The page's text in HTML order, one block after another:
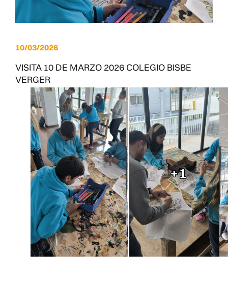
10/03/2026
VISITA 10 DE MARZO 2026 COLEGIO BISBE
VERGER
+1